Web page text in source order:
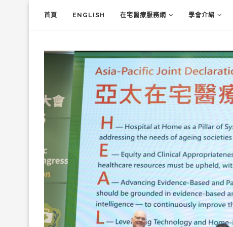
首頁 ENGLISH 在宅醫療服務網 學會介紹